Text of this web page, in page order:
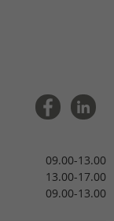
09.00-13.00
13.00-17.00
09.00-13.00